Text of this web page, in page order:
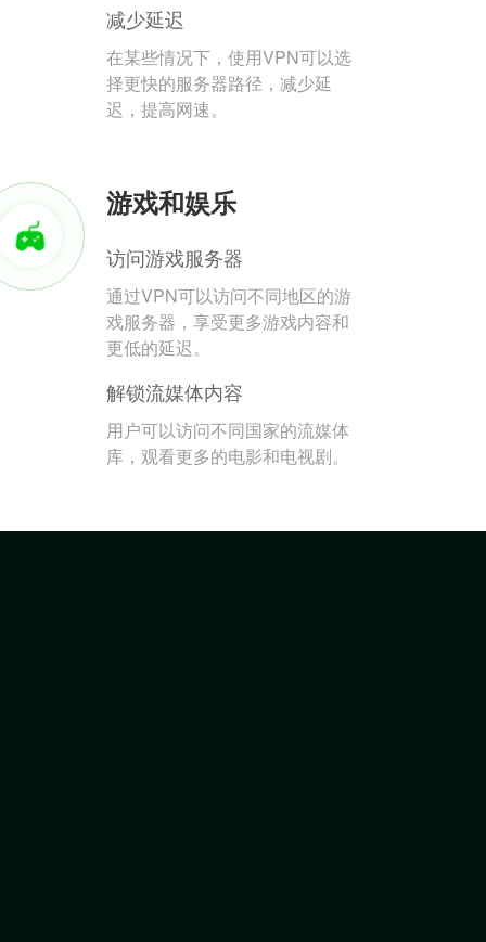
减少延迟
在某些情况下，使用VPN可以选
择更快的服务器路径，减少延
迟，提高网速。
游戏和娱乐
访问游戏服务器
通过VPN可以访问不同地区的游
戏服务器，享受更多游戏内容和
更低的延迟。
解锁流媒体内容
用户可以访问不同国家的流媒体
库，观看更多的电影和电视剧。